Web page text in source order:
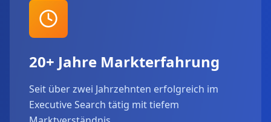
20+ Jahre Markterfahrung
Seit über zwei Jahrzehnten erfolgreich im
Executive Search tätig mit tiefem